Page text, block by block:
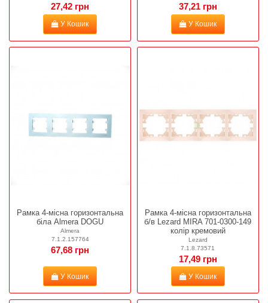
27,42 грн
У Кошик
37,21 грн
У Кошик
Рамка 4-місна горизонтальна
біла Almera DOGU
Almera
7.1.2.157764
67,68 грн
У Кошик
Рамка 4-місна горизонтальна
б/в Lezard MIRA 701-0300-149
колір кремовий
Lezard
7.1.8.73571
17,49 грн
У Кошик